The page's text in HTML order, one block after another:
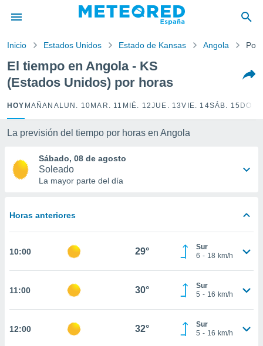
por
para
la
calidad.
a este
las
y
forma
basada
permite
coste.
botón
CONTINUAR
Inicio Estados Unidos Estado de Kansas Angola Por
El tiempo en Angola - KS
(Estados Unidos) por horas
HOY MAÑANA LUN. 10 MAR. 11 MIÉ. 12JUE. 13VIE. 14SÁB. 15
La previsión del tiempo por horas en Angola
Sábado, 08 de agosto
Soleado
La mayor parte del día
Horas anteriores
10:00 29°
Sur
6 - 18 km/h
11:00 30°
Sur
5 - 16 km/h
12:00 32°
Sur
5 - 16 km/h